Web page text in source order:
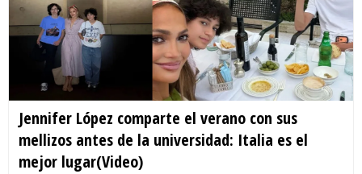
Jennifer López comparte el verano con sus
mellizos antes de la universidad: Italia es el
mejor lugar(Video)